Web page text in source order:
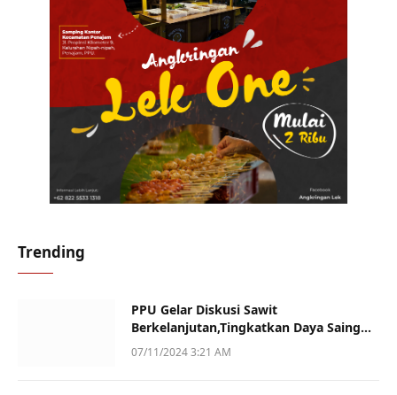
Trending
PPU Gelar Diskusi Sawit
Berkelanjutan,Tingkatkan Daya Saing
dan Kualitas
07/11/2024 3:21 AM